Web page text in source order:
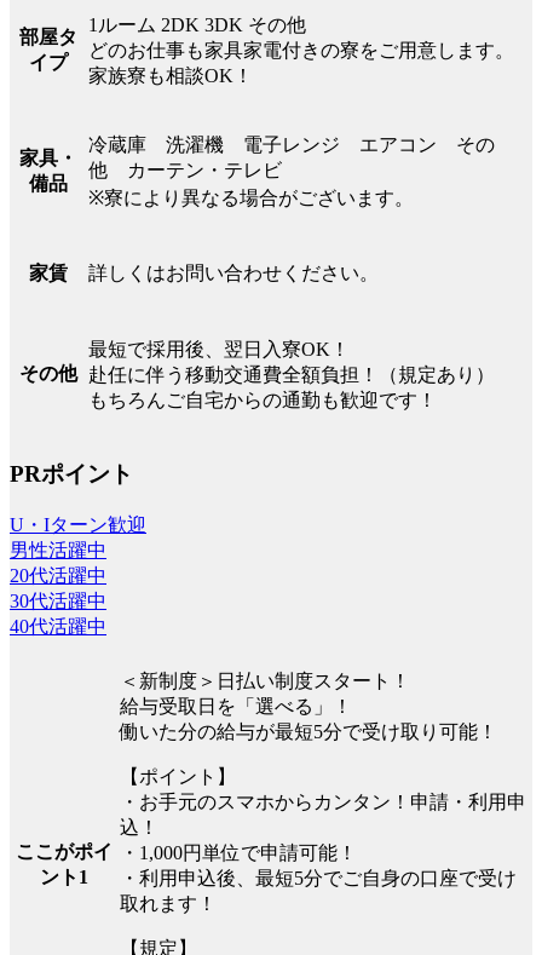
部屋タ
イプ
1ルーム 2DK 3DK その他
どのお仕事も家具家電付きの寮をご用意します。
家族寮も相談OK！
家具・
備品
冷蔵庫 洗濯機 電子レンジ エアコン その
他 カーテン・テレビ
※寮により異なる場合がございます。
家賃 詳しくはお問い合わせください。
その他
最短で採用後、翌日入寮OK！
赴任に伴う移動交通費全額負担！（規定あり）
もちろんご自宅からの通勤も歓迎です！
PRポイント
U・Iターン歓迎
男性活躍中
20代活躍中
30代活躍中
40代活躍中
ここがポイ
ント1
＜新制度＞日払い制度スタート！
給与受取日を「選べる」！
働いた分の給与が最短5分で受け取り可能！
【ポイント】
・お手元のスマホからカンタン！申請・利用申
込！
・1,000円単位で申請可能！
・利用申込後、最短5分でご自身の口座で受け
取れます！
【規定】